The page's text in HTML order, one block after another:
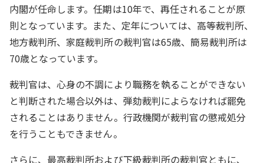
内閣が任命します。任期は10年で、再任されることが原
則となっています。また、定年については、高等裁判所、
地方裁判所、家庭裁判所の裁判官は65歳、簡易裁判所は
70歳となっています。
裁判官は、心身の不調により職務を執ることができない
と判断された場合以外は、弾劾裁判によらなければ罷免
されることはありません。行政機関が裁判官の懲戒処分
を行うこともできません。
さらに、最高裁判所および下級裁判所の裁判官ともに、